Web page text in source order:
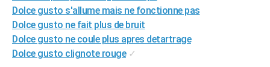
Carte de Noël
Carte Bonne année
Carte Saint-Valentin
Carte Pâques
Carte d'anniversaire
DICTIONNAIRE
Dictionnaire
Biographies
Citations
Expressions
Proverbes
PROGRAMME TV
Dolce gusto s'allume mais ne fonctionne pas
Dolce gusto ne fait plus de bruit
Dolce gusto ne coule plus apres detartrage
Dolce gusto clignote rouge ✓